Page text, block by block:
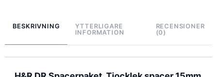
BESKRIVNING
YTTERLIGARE
INFORMATION
RECENSIONER
(0)